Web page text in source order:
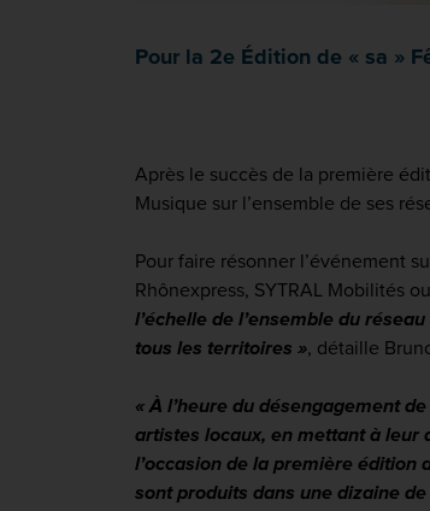
Pour la 2e Édition de « sa »
Après le succès de la première
Musique sur l’ensemble de ses
Pour faire résonner l’événement
Rhônexpress, SYTRAL Mobilités
l’échelle de l’ensemble du
tous les territoires », détaille
« À l’heure du désengagement
artistes locaux, en mettant à leur
l’occasion de la première édition
sont produits dans une dizaine